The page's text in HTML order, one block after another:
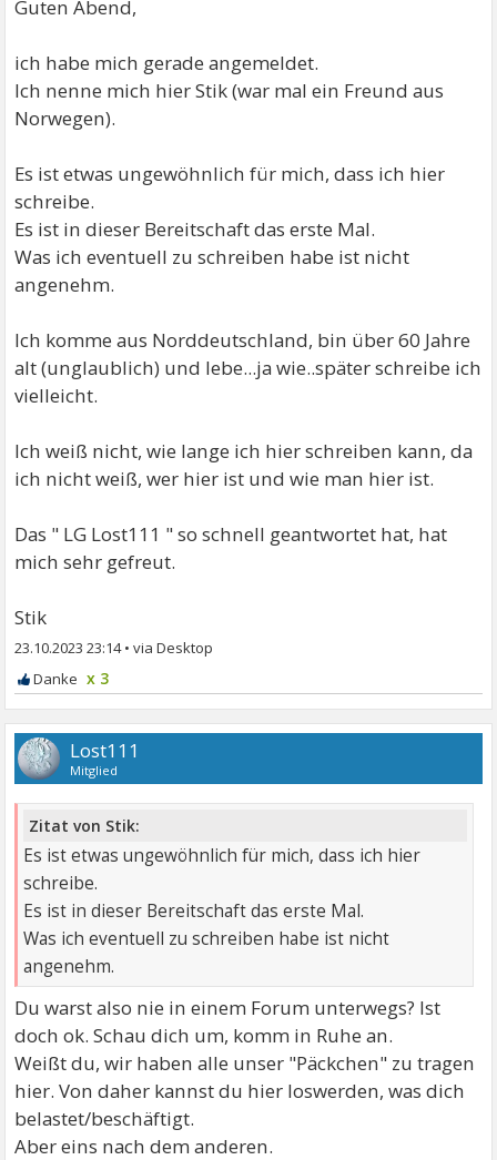
Guten Abend,
ich habe mich gerade angemeldet.
Ich nenne mich hier Stik (war mal ein Freund aus
Norwegen).
Es ist etwas ungewöhnlich für mich, dass ich hier
schreibe.
Es ist in dieser Bereitschaft das erste Mal.
Was ich eventuell zu schreiben habe ist nicht
angenehm.
Ich komme aus Norddeutschland, bin über 60 Jahre
alt (unglaublich) und lebe...ja wie..später schreibe ich
vielleicht.
Ich weiß nicht, wie lange ich hier schreiben kann, da
ich nicht weiß, wer hier ist und wie man hier ist.
Das " LG Lost111 " so schnell geantwortet hat, hat
mich sehr gefreut.
Stik
23.10.2023 23:14•
x 3
Lost111
Mitglied
Zitat von Stik:
Es ist etwas ungewöhnlich für mich, dass ich hier
schreibe.
Es ist in dieser Bereitschaft das erste Mal.
Was ich eventuell zu schreiben habe ist nicht
angenehm.
Du warst also nie in einem Forum unterwegs? Ist
doch ok. Schau dich um, komm in Ruhe an.
Weißt du, wir haben alle unser "Päckchen" zu tragen
hier. Von daher kannst du hier loswerden, was dich
belastet/beschäftigt.
Aber eins nach dem anderen.